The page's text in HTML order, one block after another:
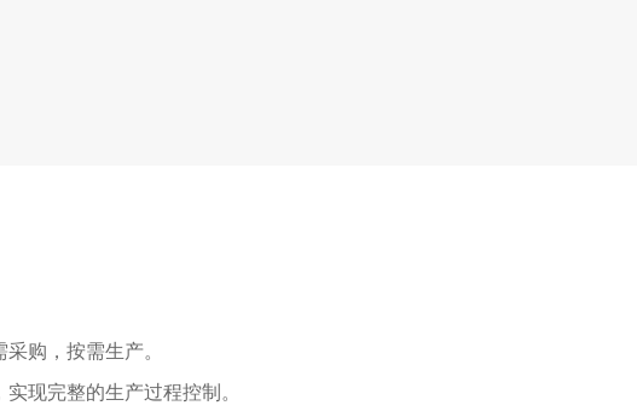
购，按需生产。
现完整的生产过程控制。